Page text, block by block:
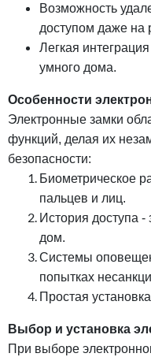
Возможность
доступом даже на
Легкая
умного дома.
Особенности
Электронные замки
функций, делая их
безопасности:
Биометрическое
пальцев и лиц.
История доступа -
дом.
Системы
попытках
Простая
Выбор и установка
При выборе